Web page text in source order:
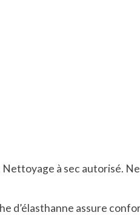
Nettoyage à sec autorisé.
d’élasthanne assure